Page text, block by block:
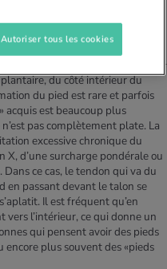
du côté intérieur du
du pied est rare et parfois
acquis est beaucoup plus
pas complètement plate. La
excessive chronique du
X, d’une surcharge pondérale ou
ce cas, le tendon qui va du
en passant devant le talon se
Il est fréquent qu’en
l’intérieur, ce qui donne un
qui pensent avoir des pieds
encore plus souvent des «pieds
Autoriser tous les cookies